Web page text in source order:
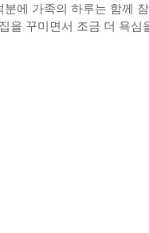
에 가족의 하루는 함께
을 꾸미면서 조금 더 욕심